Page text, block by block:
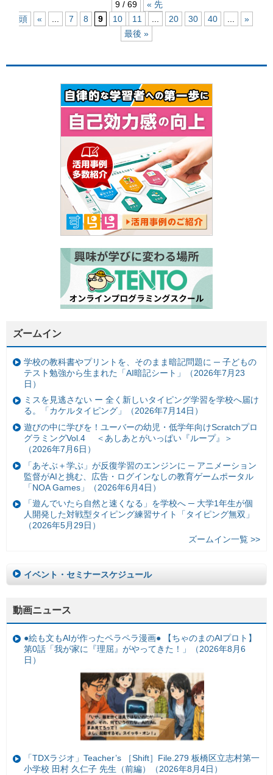
9 / 69
« 先
頭
« 7 8 9 10 11 20 30 40
»
最後 »
ズームイン
学校の教科書やプリントを、そのまま暗記問題に ─ 子どもの
テスト勉強から生まれた「AI暗記シート」（2026年7月23
日）
ミスを見逃さない ー 全く新しいタイピング学習を学校へ届け
る。「カケルタイピング」（2026年7月14日）
遊びの中に学びを！ユーバーの幼児・低学年向けScratchプロ
グラミングVol.4 ＜あしあとがいっぱい『ループ』＞
（2026年7月6日）
「あそぶ＋学ぶ」が反復学習のエンジンに ─ アニメーション
監督がAIと挑む、広告・ログインなしの教育ゲームポータル
「NOA Games」（2026年6月4日）
「遊んでいたら自然と速くなる」を学校へ ─ 大学1年生が個
人開発した対戦型タイピング練習サイト「タイピング無双」
（2026年5月29日）
ズームイン一覧 >>
イベント・セミナースケジュール
動画ニュース
●絵も文もAIが作ったペラペラ漫画● 【ちゃのまのAIプロト】
第0話「我が家に『理屈』がやってきた！」（2026年8月6
日）
「TDXラジオ」Teacher’s ［Shift］File.279 板橋区立志村第一
小学校 田村 久仁子 先生（前編）（2026年8月4日）